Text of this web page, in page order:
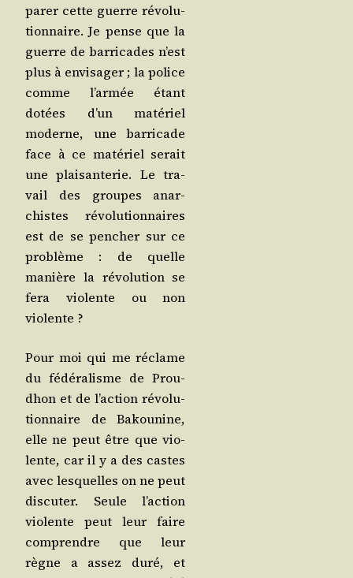
pa­rer cette guerre révo­lu­
tion­naire. Je pense que la
guerre de bar­ri­cades n’est
plus à envi­sa­ger ; la police
comme l’ar­mée étant
dotées d’un maté­riel
moderne, une bar­ri­cade
face à ce maté­riel serait
une plai­san­te­rie. Le tra­
vail des groupes anar­
chistes révo­lu­tion­naires
est de se pen­cher sur ce
pro­blème : de quelle
manière la révo­lu­tion se
fera vio­lente ou non
violente ?
Pour moi qui me réclame
du fédé­ra­lisme de Prou­
dhon et de l’ac­tion révo­lu­
tion­naire de Bakou­nine,
elle ne peut être que vio­
lente, car il y a des castes
avec les­quelles on ne peut
dis­cu­ter. Seule l’ac­tion
vio­lente peut leur faire
com­prendre que leur
règne a assez duré, et